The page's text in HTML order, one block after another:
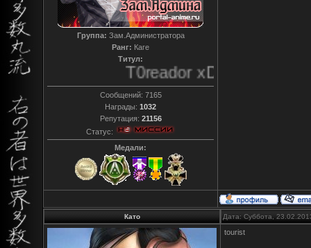
Группа: Зам.Администратора
Ранг: Каге
Титул:
T0reador xD
Сообщений: 7165
Награды: 1032
Репутация: 21156
Статус:
Медали:
Като Дата: Суббота,
tourist